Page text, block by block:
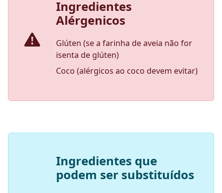
Ingredientes
Alérgenicos
Glúten (se a farinha de aveia não for
isenta de glúten)
Coco (alérgicos ao coco devem evitar)
Ingredientes que
podem ser substituídos